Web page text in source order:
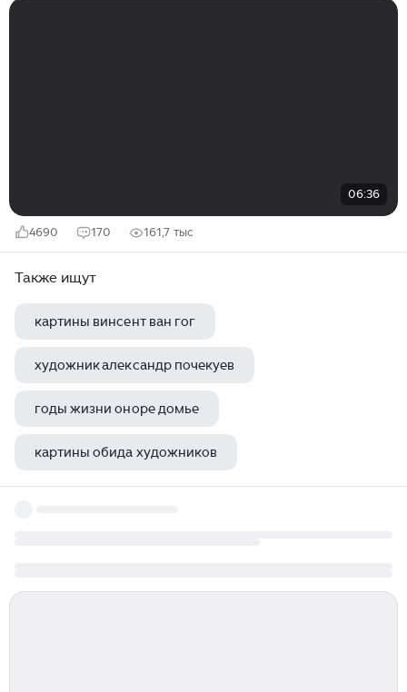
06:36
4690 170 161,7 тыс
Также ищут
картины винсент ван гог
художник александр почекуев
годы жизни оноре домье
картины обида художников